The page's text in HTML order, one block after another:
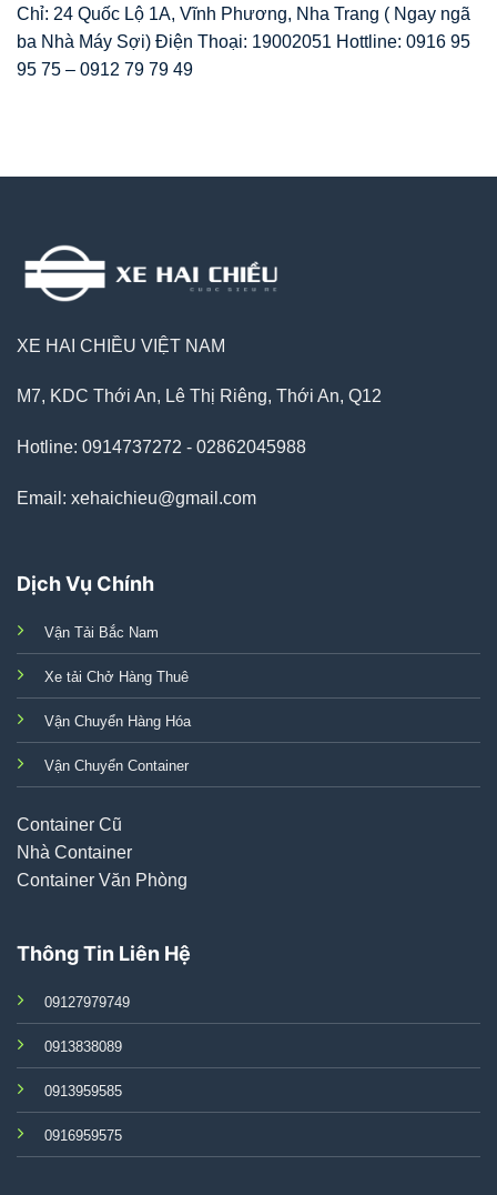
Chỉ: 24 Quốc Lộ 1A, Vĩnh Phương, Nha Trang ( Ngay ngã
ba Nhà Máy Sợi) Điện Thoại: 19002051 Hottline: 0916 95
95 75 – 0912 79 79 49
XE HAI CHIỀU VIỆT NAM
M7, KDC Thới An, Lê Thị Riêng, Thới An, Q12
Hotline: 0914737272 - 02862045988
Email: xehaichieu@gmail.com
Dịch Vụ Chính
Vận Tải Bắc Nam
Xe tải Chở Hàng Thuê
Vận Chuyển Hàng Hóa
Vận Chuyển Container
Container Cũ
Nhà Container
Container Văn Phòng
Thông Tin Liên Hệ
09127979749
0913838089
0913959585
0916959575